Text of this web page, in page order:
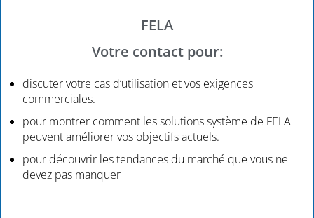
FELA
Votre contact pour:
discuter votre cas d’utilisation et vos exigences
commerciales.
pour montrer comment les solutions système de FELA
peuvent améliorer vos objectifs actuels.
pour découvrir les tendances du marché que vous ne
devez pas manquer